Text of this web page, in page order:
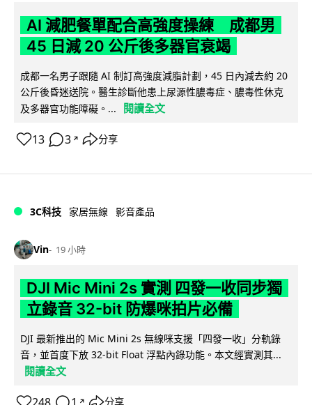
AI 減肥餐單配合高強度操練 成都男
45 日減 20 公斤後多器官衰竭
成都一名男子跟隨 AI 制訂高強度減脂計劃，45 日內減去約 20
公斤後昏迷送院。醫生診斷他患上尿源性膿毒症、膿毒性休克
及多器官功能障礙。...
閱讀全文
13 3 ↗ 分享
3C科技 家居無線 影音產品
Vin 19 小時
DJI Mic Mini 2s 實測 四發一收同步獨
立錄音 32-bit 防爆咪拍片必備
DJI 最新推出的 Mic Mini 2s 無線咪支援「四發一收」分軌錄
音，並首度下放 32-bit Float 浮點內錄功能。本文經實測其...
閱讀全文
↗ 分享